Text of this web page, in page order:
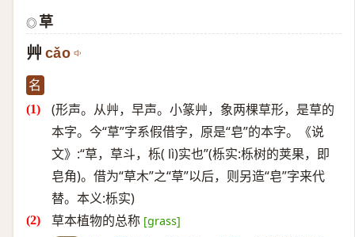
◎ 草
艸 cǎo
名
(形声。从艸，早声。小篆艸，象两棵草形，是草的
本字。今“草”字系假借字，原是“皂”的本字。《说
文》:“草，草斗，栎( lì)实也”(栎实:栎树的荚果，即
皂角)。借为“草木”之“草”以后，则另造“皂”字来代
替。本义:栎实)
草本植物的总称 [grass]